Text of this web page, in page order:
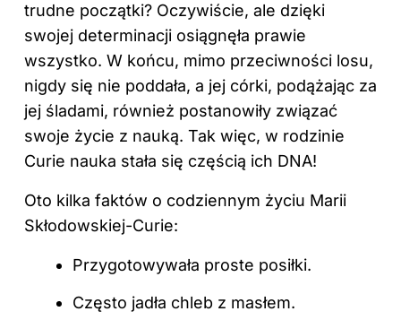
trudne początki? Oczywiście, ale dzięki
swojej determinacji osiągnęła prawie
wszystko. W końcu, mimo przeciwności losu,
nigdy się nie poddała, a jej córki, podążając za
jej śladami, również postanowiły związać
swoje życie z nauką. Tak więc, w rodzinie
Curie nauka stała się częścią ich DNA!
Oto kilka faktów o codziennym życiu Marii
Skłodowskiej-Curie:
Przygotowywała proste posiłki.
Często jadła chleb z masłem.